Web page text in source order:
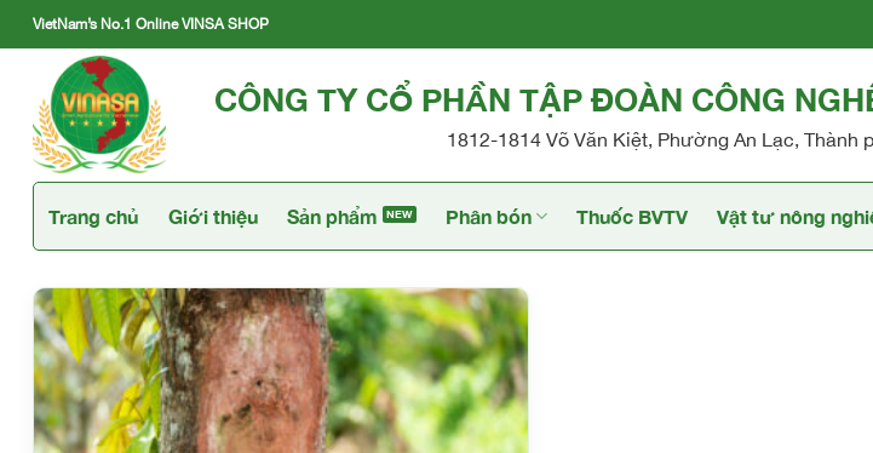
Skip
to
content
VietNam’s No.1 Online VINSA SHOP
CÔNG TY CỔ PHẦN TẬP ĐOÀN CÔNG
1812-1814 Võ Văn Kiệt, Phường An Lạc, Thành
Trang chủ Giới thiệu Sản phẩm Phân bón Thuốc BVTV Vật tư nông